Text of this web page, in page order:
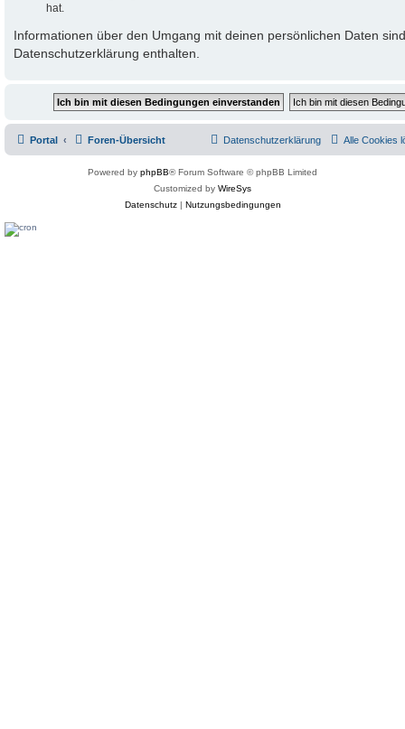
hat.
Informationen über den Umgang mit deinen persönlichen Daten
Datenschutzerklärung enthalten.
Portal Foren-Übersicht Alle Cookies
Datenschutzerklärung
Powered by phpBB® Forum Software © phpBB Limited
Customized by WireSys
Datenschutz| Nutzungsbedingungen